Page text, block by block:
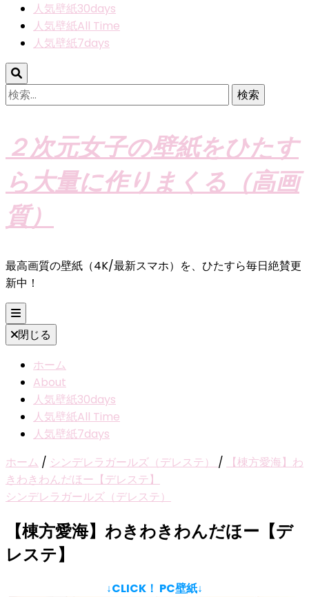
人気壁紙30days
人気壁紙All Time
人気壁紙7days
検
索:
２次元女子の壁紙をひたす
ら大量に作りまくる（高画
質）
最高画質の壁紙（4K/最新スマホ）を、ひたすら毎日絶賛更
新中！
閉じる
ホーム
About
人気壁紙30days
人気壁紙All Time
人気壁紙7days
ホーム / シンデレラガールズ（デレステ） /
【棟方愛海】わ
きわきわんだほー【デレステ】
シンデレラガールズ（デレステ）
【棟方愛海】わきわきわんだほー【デ
レステ】
↓CLICK！ PC壁紙↓